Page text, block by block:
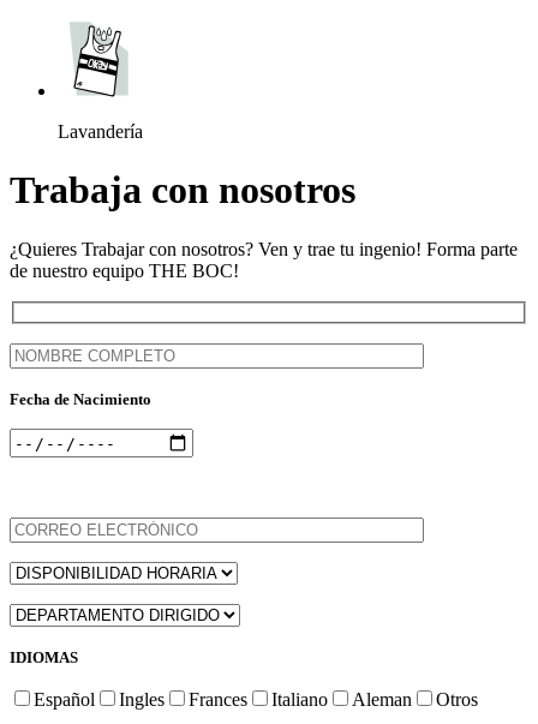
Lavandería
Trabaja con nosotros
¿Quieres Trabajar con nosotros? Ven y trae tu ingenio! Forma parte
de nuestro equipo THE BOC!
Fecha de Nacimiento
IDIOMAS
Español Ingles Frances Italiano Aleman Otros